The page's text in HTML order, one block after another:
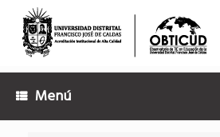
contenido
Menú